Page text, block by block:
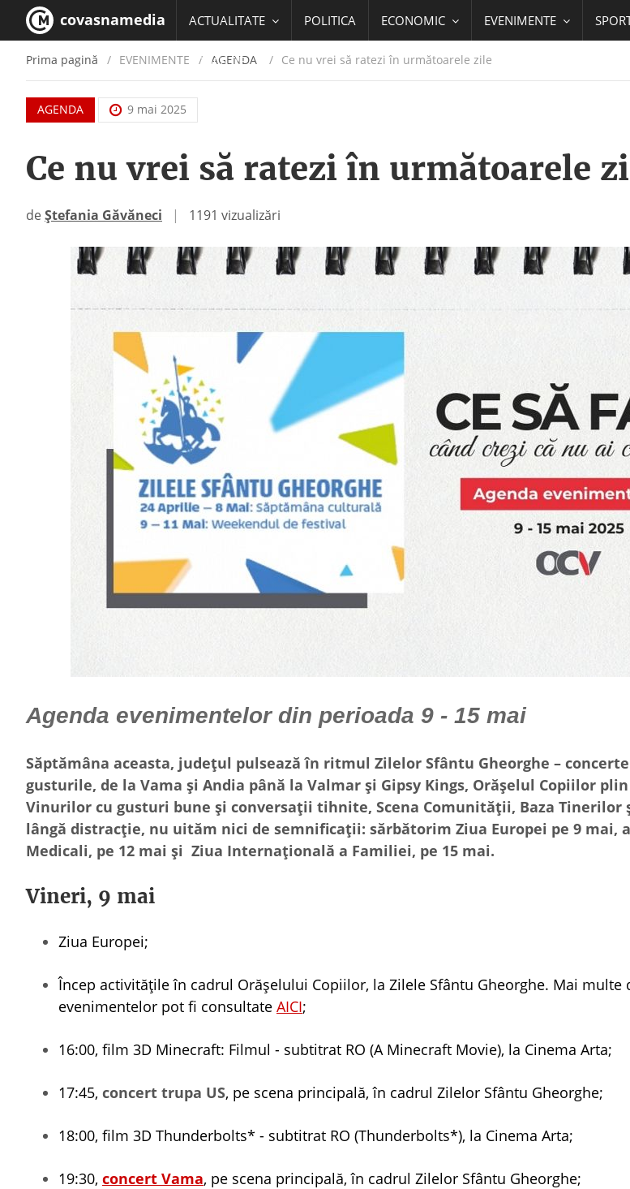
covasnamedia ACTUALITATE POLITICA ECONOMIC EVENIMENTE
EDUCATIE
Prima pagină EVENIMENTE / AGENDA Ce nu vrei să ratezi în următoarele zile
AGENDA 9 mai 2025
Ce nu vrei să ratezi în următoarele
deȘtefania Găvăneci | 1191 vizualizări
Agenda evenimentelor din perioada 9 - 15 mai
Săptămâna aceasta, județul pulsează în ritmul Zilelor Sfântu Gheorghe –
gusturile, de la Vama și Andia până la Valmar și Gipsy Kings, Orășelul Copiilor
Vinurilor cu gusturi bune și conversații tihnite, Scena Comunității, Baza Tinerilor
lângă distracție, nu uităm nici de semnificații: sărbătorim Ziua Europei pe 9 mai,
Medicali, pe 12 mai și Ziua Internațională a Familiei, pe 15 mai.
Vineri, 9 mai
Ziua Europei;
Încep activitățile în cadrul Orășelului Copiilor, la Zilele Sfântu Gheorghe. Mai multe
evenimentelor pot fi consultate AICI;
16:00, film 3D Minecraft: Filmul - subtitrat RO (A Minecraft Movie), la Cinema Arta;
17:45, concert trupa US, pe scena principală, în cadrul Zilelor Sfântu Gheorghe;
18:00, film 3D Thunderbolts* - subtitrat RO (Thunderbolts*), la Cinema Arta;
19:30, concert Vama, pe scena principală, în cadrul Zilelor Sfântu Gheorghe;